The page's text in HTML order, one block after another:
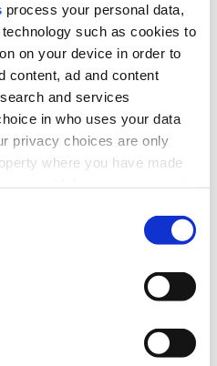
process your personal data,
such as cookies to
on your device in order to
content, ad and content
and services
in who uses your data
privacy choices are only
where you have made
your geographical
by actively scanning it for
olvasónk!
szeretnénk üzembe
kell ezt is igényelni)
kódra. Ezt a kódot
vegyük sorba